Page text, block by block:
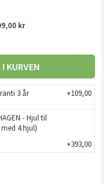
kr
KURVEN
3 år +109,00
- Hjul til
4 hjul)
+393,00